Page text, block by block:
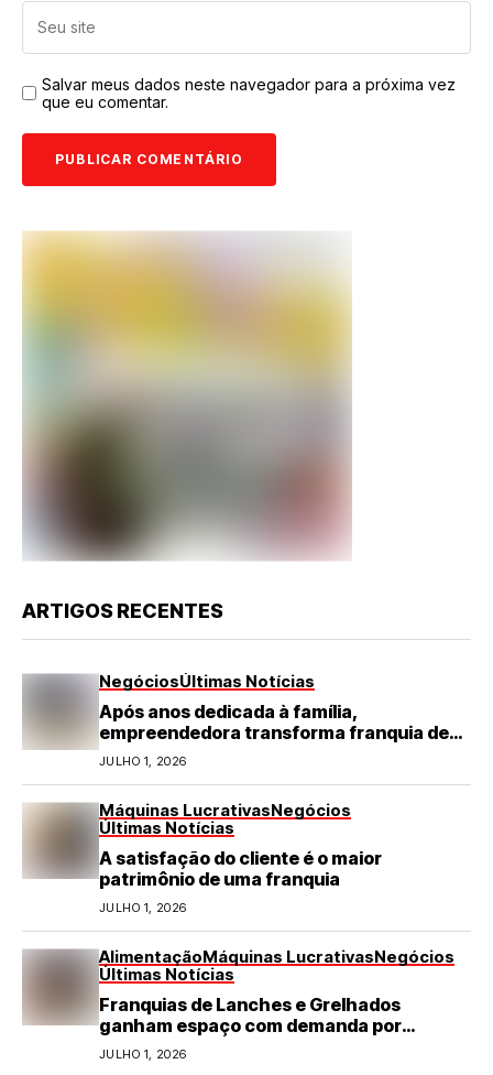
Salvar meus dados neste navegador para a próxima vez
que eu comentar.
ARTIGOS RECENTES
NegóciosÚltimas Notícias
Após anos dedicada à família,
empreendedora transforma franquia de
turismo em negócio de destaque no RN
JULHO 1, 2026
Máquinas LucrativasNegócios
Últimas Notícias
A satisfação do cliente é o maior
patrimônio de uma franquia
JULHO 1, 2026
AlimentaçãoMáquinas LucrativasNegócios
Últimas Notícias
Franquias de Lanches e Grelhados
ganham espaço com demanda por
refeições rápidas e de qualidade
JULHO 1, 2026